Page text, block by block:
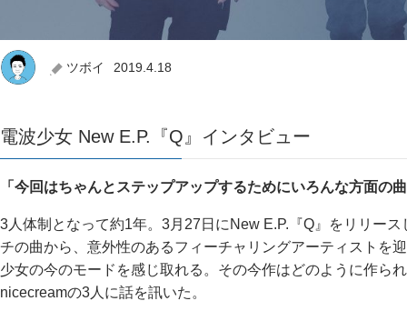
ツボイ 2019.4.18
電波少女 New E.P.『Q』インタビュー
「今回はちゃんとステップアップするためにいろんな方面の
3人体制となって約1年。3月27日にNew E.P.『Q』をリリー
チの曲から、意外性のあるフィーチャリングアーティストを
少女の今のモードを感じ取れる。その今作はどのように作ら
nicecreamの3人に話を訊いた。